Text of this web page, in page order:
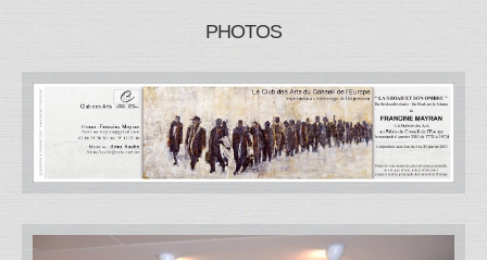
PHOTOS